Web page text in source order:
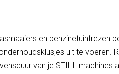
en benzinetuinfrezen
uit te voeren.
van je STIHL machines